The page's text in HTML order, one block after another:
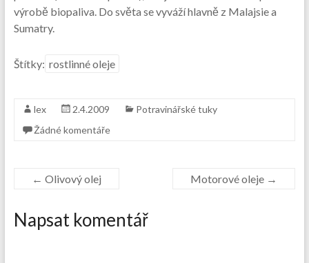
výrobě biopaliva. Do světa se vyváží hlavně z Malajsie a
Sumatry.
Štítky: rostlinné oleje
lex 2.4.2009
Potravinářské tuky
Žádné komentáře
← Olivový olej Motorové oleje →
Napsat komentář